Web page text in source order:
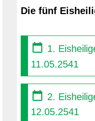
Die fünf
1.
11.05.2541
2.
12.05.2541